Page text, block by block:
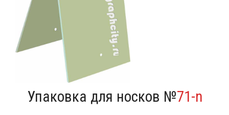
Упаковка для носков №71-n